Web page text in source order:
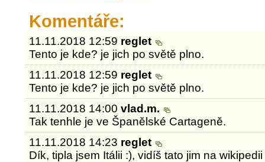
Komentáře:
11.11.2018 12:59 reglet
Tento je kde? je jich po světě plno.
11.11.2018 12:59 reglet
Tento je kde? je jich po světě plno.
11.11.2018 14:00vlad.m.
Tak tenhle je ve Španělské Cartageně.
11.11.2018 14:23 reglet
Dík, tipla jsem Itálii :), vidíš tato jim na